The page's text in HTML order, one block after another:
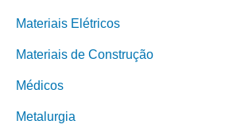
Materiais Elétricos
Materiais de Construção
Médicos
Metalurgia